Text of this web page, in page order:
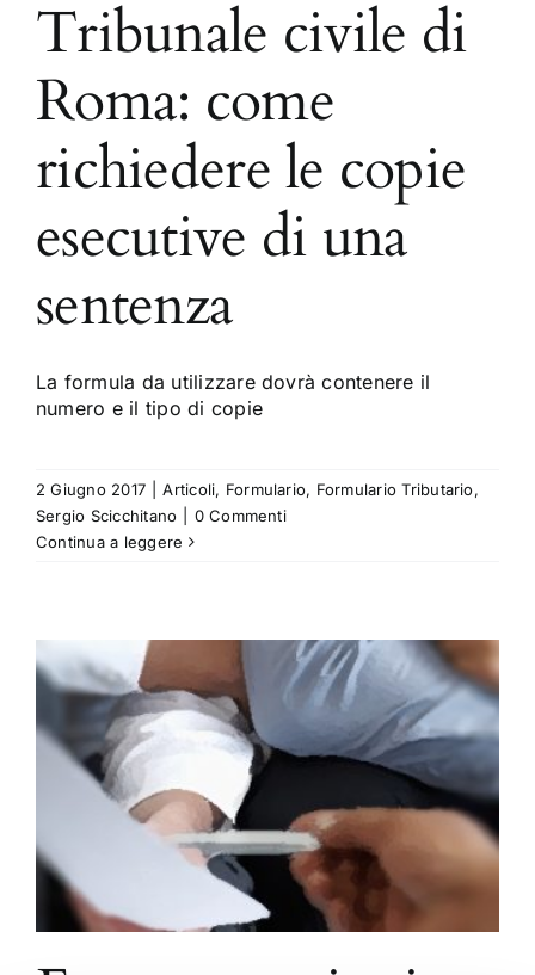
Tribunale civile di
Roma: come
richiedere le copie
esecutive di una
sentenza
La formula da utilizzare dovrà contenere il
numero e il tipo di copie
2 Giugno 2017 Articoli, Formulario, Formulario Tributario,
Sergio Scicchitano
0 Commenti
Continua a leggere